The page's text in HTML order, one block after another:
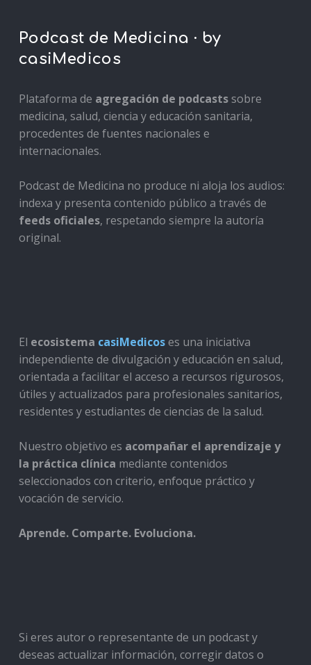
Podcast de Medicina · by
casiMedicos
Plataforma de agregación de podcastssobre
medicina, salud, ciencia y educación sanitaria,
procedentes de fuentes nacionales e
internacionales.
Podcast de Medicina no produce ni aloja los audios:
indexa y presenta contenido público a través de
feeds oficiales, respetando siempre la autoría
original.
El ecosistema casiMedicoses una iniciativa
independiente de divulgación y educación en salud,
orientada a facilitar el acceso a recursos rigurosos,
útiles y actualizados para profesionales sanitarios,
residentes y estudiantes de ciencias de la salud.
Nuestro objetivo es acompañar el aprendizaje y
la práctica clínica mediante contenidos
seleccionados con criterio, enfoque práctico y
vocación de servicio.
Aprende. Comparte. Evoluciona.
Si eres autor o representante de un podcast y
deseas actualizar información, corregir datos o